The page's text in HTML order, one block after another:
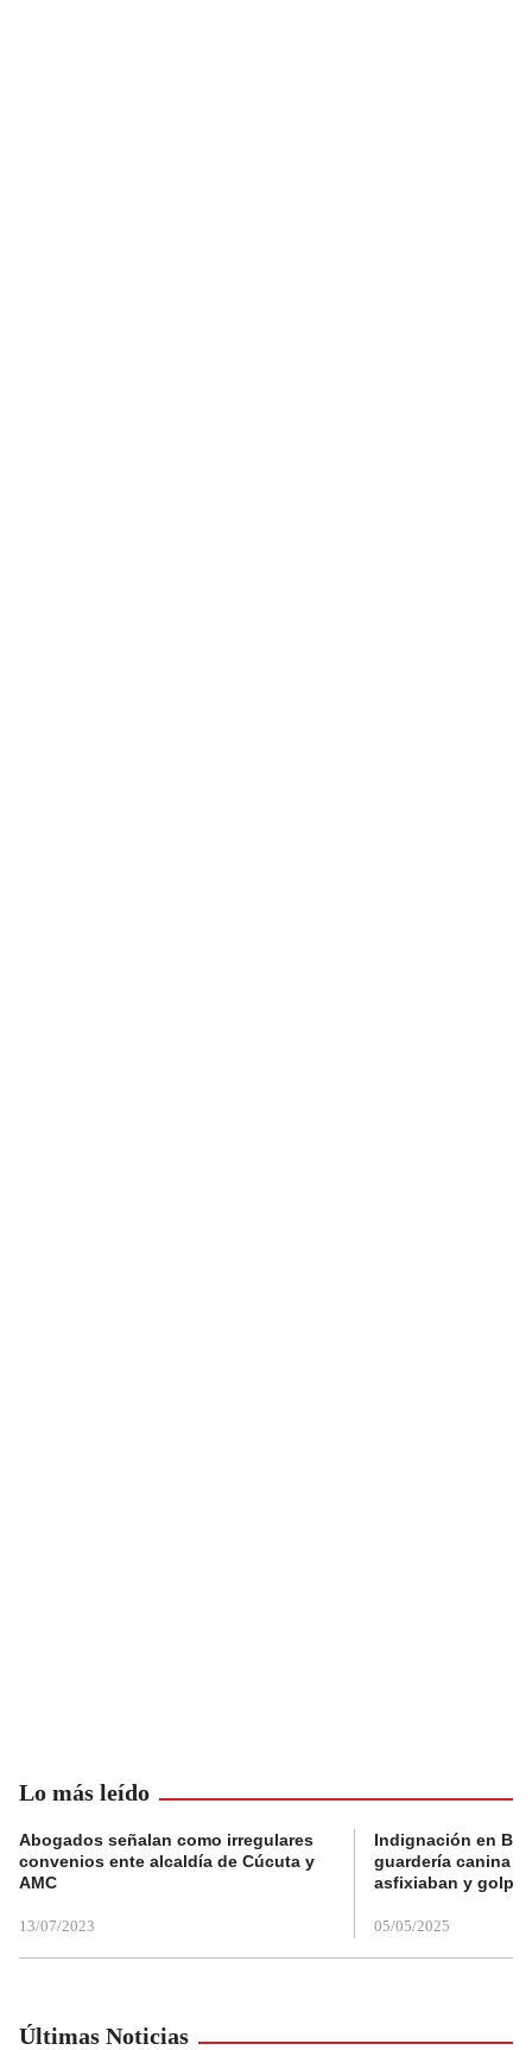
Lo más leído
Abogados señalan como irregulares
convenios ente alcaldía de Cúcuta y
AMC
13/07/2023
Indignación en
guardería canina
asfixiaban y
05/05/2025
Últimas Noticias